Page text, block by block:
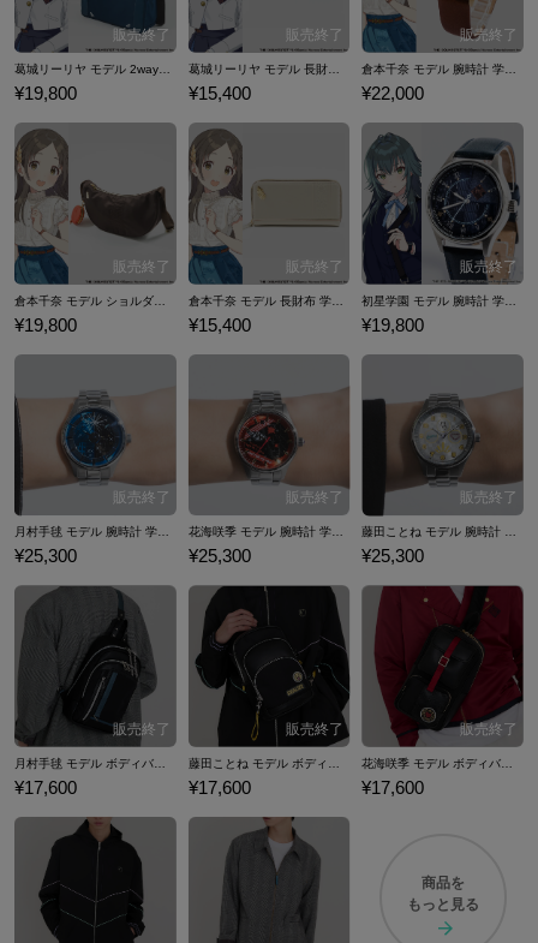
¥19,800
葛城リーリヤ モデル 長財布 学園アイドルマスター
¥15,400 ¥22,000
¥19,800
倉本千奈 モデル 長財布 学園アイドルマスター
¥15,400 ¥19,800
月村手毬 モデル 腕時計 学園アイドルマスター
¥25,300
花海咲季 モデル 腕時計 学園アイドルマスター
¥25,300
藤田ことね モデル 腕時計 学園アイドルマスター
¥25,300
¥17,600 ¥17,600 ¥17,600
商品を
もっと見る